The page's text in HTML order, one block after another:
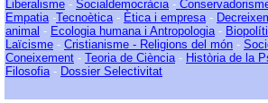
Liberalisme - Socialdemocràcia-
Empatia-Tecnoètica- Ètica i empresa-
animal - Ecologia humana i Antropologia-
Laïcisme - Cristianisme - Religions del món -
Coneixement - Teoria de Ciència- Història de la
Filosofia- Dossier Selectivitat